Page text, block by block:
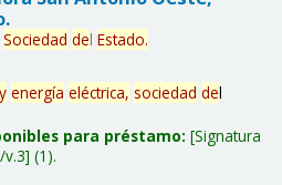
Sociedad del Estado.
y energía eléctrica, sociedad del
para préstamo: Signatura
(1).